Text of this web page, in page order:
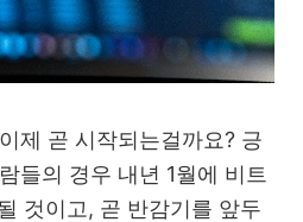
제 곧 시작되는걸까요? 긍
들의 경우 내년 1월에 비트
것이고, 곧 반감기를 앞두